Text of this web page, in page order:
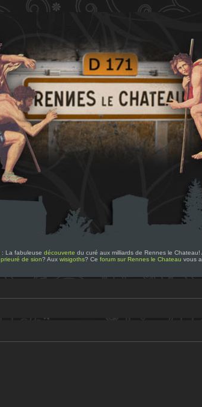
: La fabuleuse découverte du curé aux milliards de Rennes le
prieuré de sion? Aux wisigoths? Ce forum sur Rennes le Chateau vous